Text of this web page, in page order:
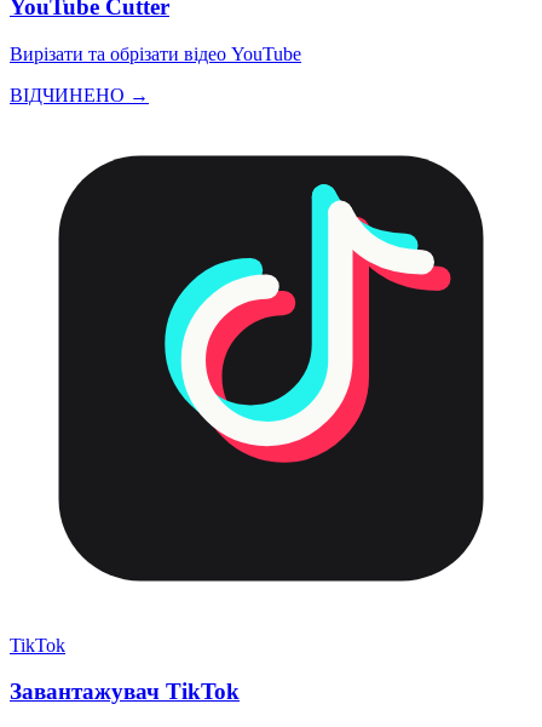
YouTube Cutter
Вирізати та обрізати відео YouTube
ВІДЧИНЕНО →
TikTok
Завантажувач TikTok